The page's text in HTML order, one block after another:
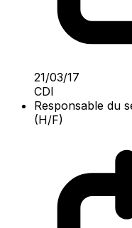
21/03/17
CDI
Responsable du
(H/F)